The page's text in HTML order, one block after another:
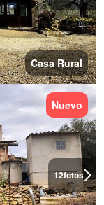
Casa Rural
12fotos
Nuevo